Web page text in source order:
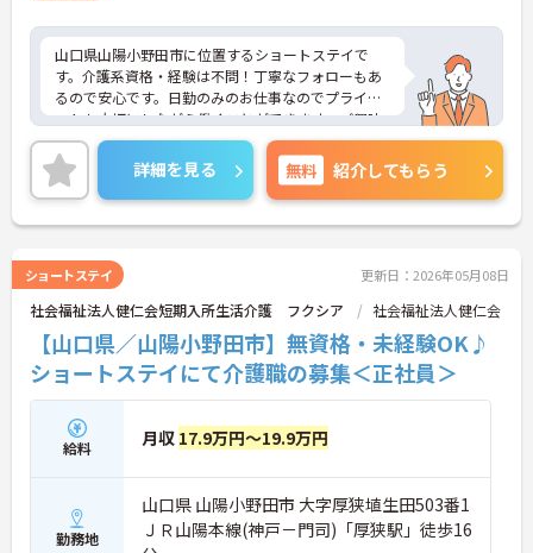
山口県山陽小野田市に位置するショートステイで
す。介護系資格・経験は不問！丁寧なフォローもあ
るので安心です。日勤のみのお仕事なのでプライベ
ートも大切にしながら働くことができます。ご興味
をお持ちの方はお気軽にお問い合わせください。
詳細を見る 無料 紹介してもらう
ショートステイ 更新日：2026年05月08日
社会福祉法人健仁会短期入所生活介護 フクシア 社会福祉法人健仁会
【山口県／山陽小野田市】無資格・未経験OK♪
ショートステイにて介護職の募集＜正社員＞
給料 月収 17.9万円～19.9万円
勤務地
山口県 山陽小野田市 大字厚狭埴生田503番1
ＪＲ山陽本線(神戸－門司)「厚狭駅」徒歩16